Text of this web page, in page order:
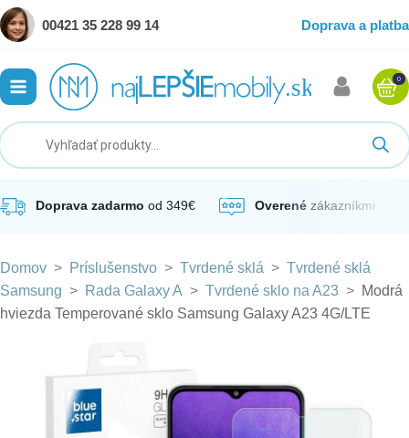
00421 35 228 99 14 Doprava a platba
0
Doprava zadarmo od 349€ Overené zákazníkmi
Domov > Príslušenstvo > Tvrdené sklá > Tvrdené sklá
Samsung > Rada Galaxy A > Tvrdené sklo na A23 > Modrá
hviezda Temperované sklo Samsung Galaxy A23 4G/LTE